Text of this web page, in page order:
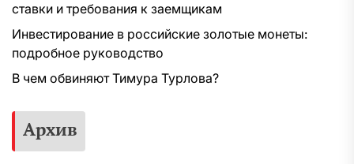
ставки и требования к заемщикам
Инвестирование в российские золотые монеты:
подробное руководство
В чем обвиняют Тимура Турлова?
Архив